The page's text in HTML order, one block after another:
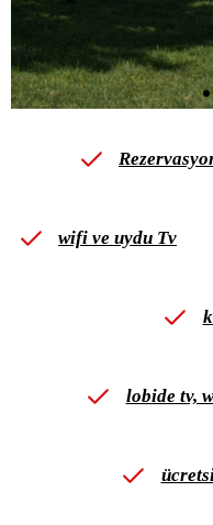
wifi ve uydu Tv
lobide tv,